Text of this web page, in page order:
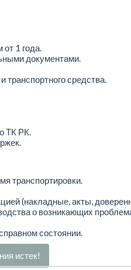
1 года.
документами.
транспортного средства.
ТК РК.
транспортировки.
(накладные, акты,
о возникающих
состоянии.
истек!